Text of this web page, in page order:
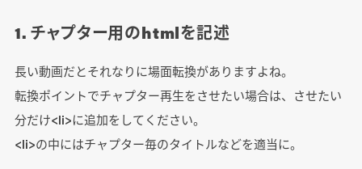
1. チャプター用のhtmlを記述
長い動画だとそれなりに場面転換がありますよね。
転換ポイントでチャプター再生をさせたい場合は、させたい
分だけ<li>に追加をしてください。
<li>の中にはチャプター毎のタイトルなどを適当に。